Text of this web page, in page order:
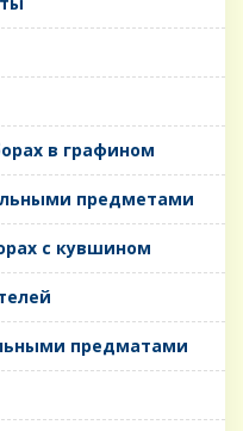
в графином
предметами
с кувшином
предматами